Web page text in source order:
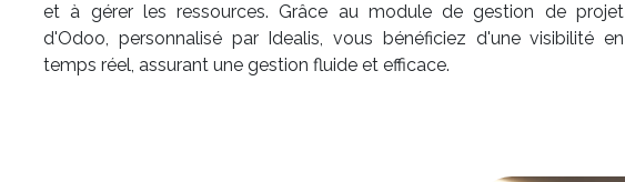
et à gérer les ressources. Grâce au module de gestion de projet
d'Odoo, personnalisé par Idealis, vous bénéficiez d'une visibilité en
temps réel, assurant une gestion fluide et efficace.